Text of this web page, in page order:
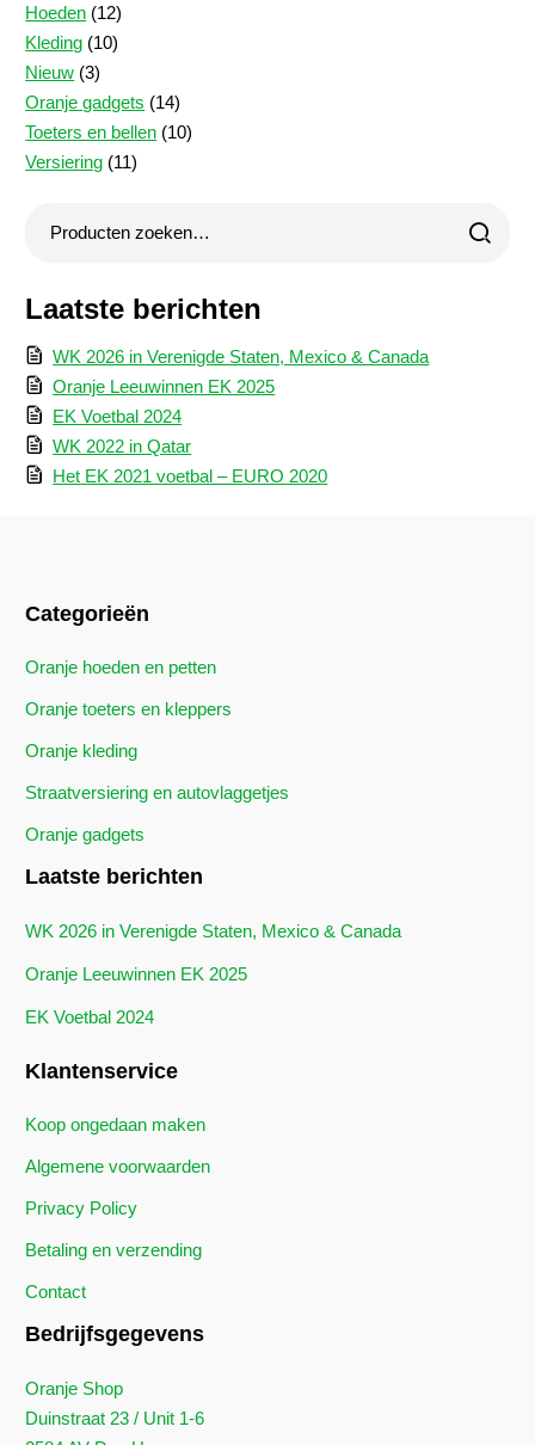
product
Hoeden 1212
producten
Kleding 1010
Nieuw 33
producten
Oranje gadgets 1414
producten
Toeters en bellen 1010
Versiering 1111
Laatste berichten
WK 2026 in Verenigde Staten, Mexico & Canada
Oranje Leeuwinnen EK 2025
EK Voetbal 2024
WK 2022 in Qatar
Het EK 2021 voetbal – EURO 2020
Categorieën
Oranje hoeden en petten
Oranje toeters en kleppers
Oranje kleding
Straatversiering en autovlaggetjes
Oranje gadgets
Laatste berichten
WK 2026 in Verenigde Staten, Mexico & Canada
Oranje Leeuwinnen EK 2025
EK Voetbal 2024
Klantenservice
Koop ongedaan maken
Algemene voorwaarden
Privacy Policy
Betaling en verzending
Contact
Bedrijfsgegevens
Oranje Shop
Duinstraat 23 / Unit 1-6